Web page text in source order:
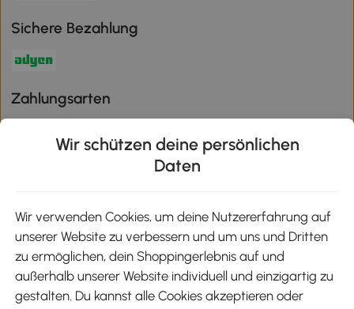
Sichere Bezahlung
Zahlungsarten
Aosom-App
Google Play
Wir schützen deine persönlichen
Daten
Wir verwenden Cookies, um deine Nutzererfahrung auf
unserer Website zu verbessern und um uns und Dritten
zu ermöglichen, dein Shoppingerlebnis auf und
außerhalb unserer Website individuell und einzigartig zu
gestalten. Du kannst alle Cookies akzeptieren oder